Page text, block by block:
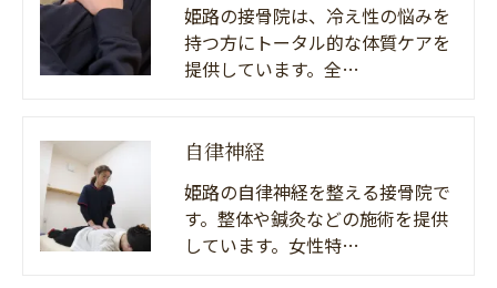
姫路の接骨院は、冷え性の悩みを
持つ方にトータル的な体質ケアを
提供しています。全…
自律神経
姫路の自律神経を整える接骨院で
す。整体や鍼灸などの施術を提供
しています。女性特…